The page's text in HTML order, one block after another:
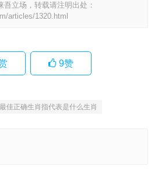
立场，转载请注明出处：
articles/1320.html
9赞
佳正确生肖指代表是什么生肖